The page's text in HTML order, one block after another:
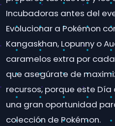
Incubadoras antes del
Evolucionar a Pokémon
Kangaskhan, Lopunny o
caramelos extra por
que asegúrate de
recursos, porque este
una gran oportunidad
colección de Pokémon.